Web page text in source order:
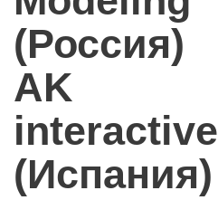
(Россия)
AK
interactive
(Испания)